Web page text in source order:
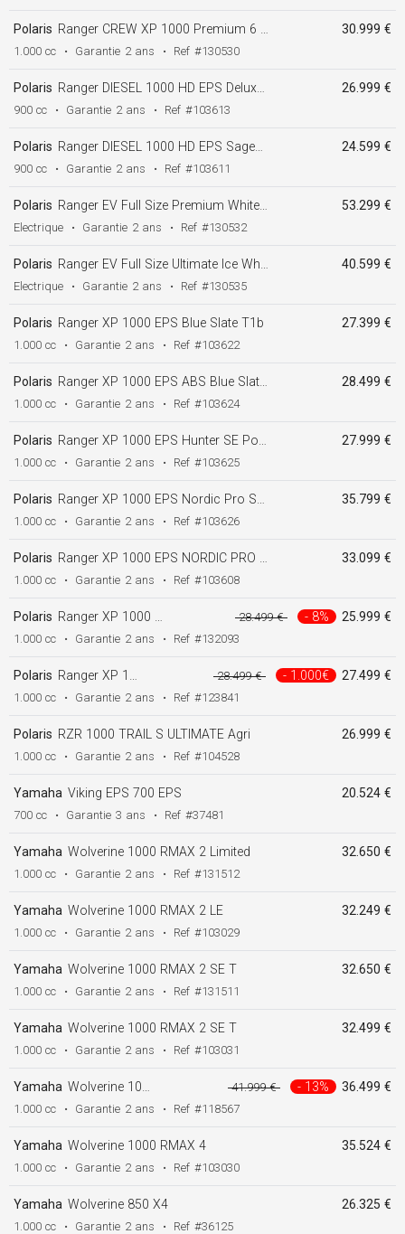
30.999 €
Polaris Ranger CREW XP 1000 Premium 6 EPS Stealth Gray T1B
1.000 cc • Garantie 2 ans • Ref #130530
26.999 €
Polaris Ranger DIESEL 1000 HD EPS Deluxe Blue Dusk T1b
900 cc • Garantie 2 ans • Ref #103613
24.599 €
Polaris Ranger DIESEL 1000 HD EPS Sagebrush Green T1b
900 cc • Garantie 2 ans • Ref #103611
53.299 €
Polaris Ranger EV Full Size Premium White Pearl T1 b ( électrique )
Electrique • Garantie 2 ans • Ref #130532
40.599 €
Polaris Ranger EV Full Size Ultimate Ice White Pearl T1 b ( électrique )
Electrique • Garantie 2 ans • Ref #130535
27.399 €
Polaris Ranger XP 1000 EPS Blue Slate T1b
1.000 cc • Garantie 2 ans • Ref #103622
28.499 €
Polaris Ranger XP 1000 EPS ABS Blue Slate T1b
1.000 cc • Garantie 2 ans • Ref #103624
27.999 €
Polaris Ranger XP 1000 EPS Hunter SE Porsuit Camo T1b
1.000 cc • Garantie 2 ans • Ref #103625
35.799 €
Polaris Ranger XP 1000 EPS Nordic Pro SE Blue Dusk T1b
1.000 cc • Garantie 2 ans • Ref #103626
33.099 €
Polaris Ranger XP 1000 EPS NORDIC PRO SE Blue Dusk T1b
1.000 cc • Garantie 2 ans • Ref #103608
28.499 € - 8% 25.999 €
Polaris Ranger XP 1000 EPS NORDIC PRO SE T1b
1.000 cc • Garantie 2 ans • Ref #132093
28.499 € - 1.000€ 27.499 €
Polaris Ranger XP 1000 EPS NORDIC PRO SE T1b
1.000 cc • Garantie 2 ans • Ref #123841
26.999 €
Polaris RZR 1000 TRAIL S ULTIMATE Agri
1.000 cc • Garantie 2 ans • Ref #104528
20.524 €
Yamaha Viking EPS 700 EPS
700 cc • Garantie 3 ans • Ref #37481
32.650 €
Yamaha Wolverine 1000 RMAX 2 Limited
1.000 cc • Garantie 2 ans • Ref #131512
32.249 €
Yamaha Wolverine 1000 RMAX 2 LE
1.000 cc • Garantie 2 ans • Ref #103029
32.650 €
Yamaha Wolverine 1000 RMAX 2 SE T
1.000 cc • Garantie 2 ans • Ref #131511
32.499 €
Yamaha Wolverine 1000 RMAX 2 SE T
1.000 cc • Garantie 2 ans • Ref #103031
41.999 € - 13% 36.499 €
Yamaha Wolverine 1000 RMAX 2 SE T inclus cabine avec chauffage inclus
1.000 cc • Garantie 2 ans • Ref #118567
35.524 €
Yamaha Wolverine 1000 RMAX 4
1.000 cc • Garantie 2 ans • Ref #103030
26.325 €
Yamaha Wolverine 850 X4
1.000 cc • Garantie 2 ans • Ref #36125